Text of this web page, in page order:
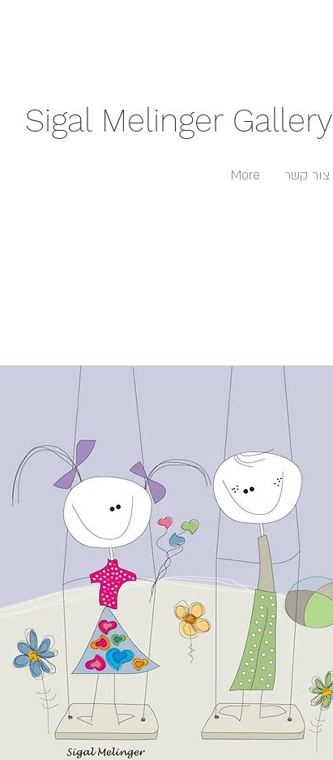
Sigal Melinger Gallery
צור קשר More